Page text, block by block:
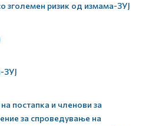
зголемен ризик од измама-ЗУЈ
ЗУЈ
постапка и членови за
за спроведување на